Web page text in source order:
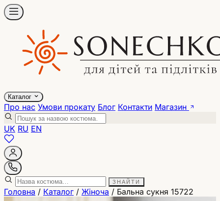
Каталог
Про нас Умови прокату Блог Контакти Магазин
UK RU EN
ЗНАЙТИ
Головна / Каталог / Жіноча / Бальна сукня 15722